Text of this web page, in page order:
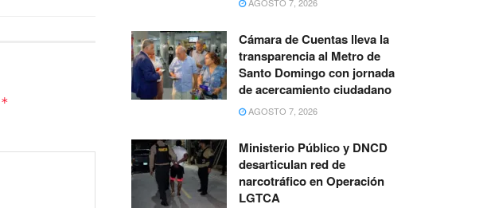
*
AGOSTO 7, 2026
Cámara de Cuentas lleva la
transparencia al Metro de
Santo Domingo con jornada
de acercamiento ciudadano
AGOSTO 7, 2026
Ministerio Público y DNCD
desarticulan red de
narcotráfico en Operación
LGTCA